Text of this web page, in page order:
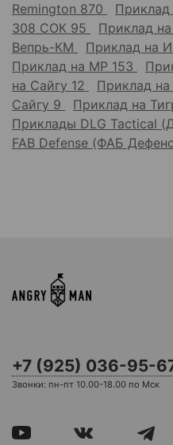
Remington 870
308 СОК 95
Приклад
Вепрь-КМ
Приклад на
Приклад на МР 153
на Сайгу 12
Приклад на
Сайгу 9
Приклад на
Приклады DLG Tactical
FAB Defense (ФАБ
+7 (925) 036-95-
Звонки: пн-пт 10.00-18.00 по Мск